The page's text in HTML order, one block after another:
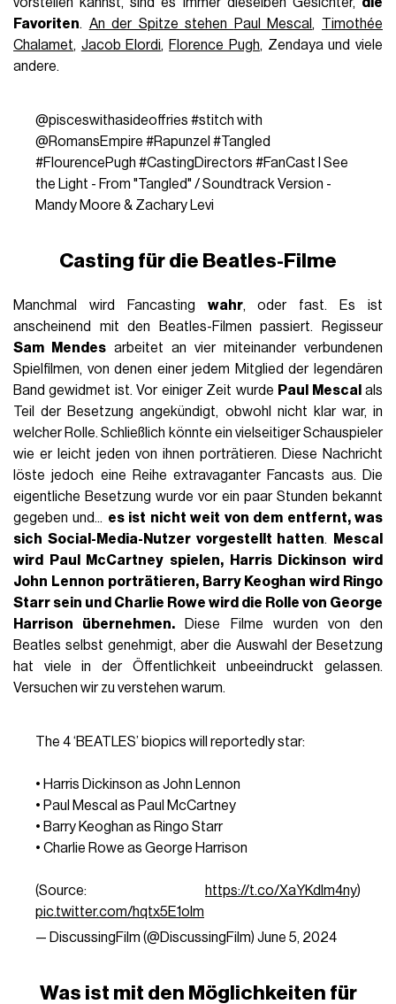
Favoriten. An der Spitze stehen Paul Mescal , Timothée
Chalamet, Jacob Elordi, Florence Pugh, Zendaya und viele
andere.
@pisceswithasideoffries #stitch with
@RomansEmpire #Rapunzel #Tangled
#FlourencePugh #CastingDirectors #FanCast
I See
the Light - From "Tangled" / Soundtrack Version -
Mandy Moore & Zachary Levi
Casting für die Beatles-Filme
Manchmal wird Fancasting wahr, oder fast. Es ist
anscheinend mit den Beatles-Filmen passiert. Regisseur
Sam Mendes arbeitet an vier miteinander verbundenen
Spielfilmen, von denen einer jedem Mitglied der legendären
Band gewidmet ist. Vor einiger Zeit wurde Paul Mescal als
Teil der Besetzung angekündigt, obwohl nicht klar war, in
welcher Rolle. Schließlich könnte ein vielseitiger Schauspieler
wie er leicht jeden von ihnen porträtieren. Diese Nachricht
löste jedoch eine Reihe extravaganter Fancasts aus. Die
eigentliche Besetzung wurde vor ein paar Stunden bekannt
gegeben und... es ist nicht weit von dem entfernt, was
sich Social-Media-Nutzer vorgestellt hatten.
Mescal
wird
Paul McCartney spielen, Harris Dickinson wird
John Lennon porträtieren, Barry Keoghan wird
Ringo
Starr sein und Charlie Rowe wird die Rolle von George
Harrison übernehmen. Diese Filme wurden von den
Beatles selbst genehmigt, aber die Auswahl der Besetzung
hat viele in der Öffentlichkeit unbeeindruckt gelassen.
Versuchen wir zu verstehen warum.
The 4 ‘BEATLES’ biopics will reportedly star:
• Harris Dickinson as John Lennon
• Paul Mescal as Paul McCartney
• Barry Keoghan as Ringo Starr
• Charlie Rowe as George Harrison
(Source: https://t.co/XaYKdIm4ny)
pic.twitter.com/hqtx5E1olm
— DiscussingFilm (@DiscussingFilm) June 5, 2024
Was ist mit den Möglichkeiten für